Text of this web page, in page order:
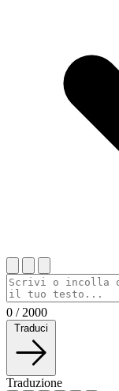
0 / 2000
Traduci
Traduzione